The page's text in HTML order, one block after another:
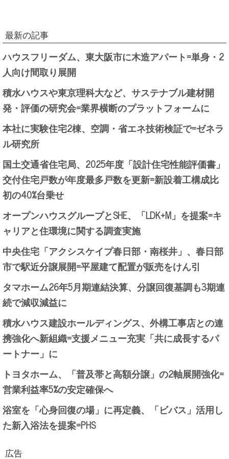
最新の記事
ハウスフリーダム、東大阪市に木造アパート=単身・2
人向け間取り展開
積水ハウスや東京理科大など、サステナブル建材開
発・評価の研究会=業界横断のプラットフォームに
本社に実験住宅2棟、空調・省エネ技術検証で=ゼネラ
ル研究所
国土交通省住宅局、2025年度「設計住宅性能評価書」
交付住宅戸数が年度最多戸数を更新=新設着工構成比
初の40%台乗せ
オープンハウスグループとSHE、「LDK+M」を提案=キ
ャリアと住環境に関する調査実施
中央住宅「アクシスケイプ春日部・南桜井」、春日部
市で駅近分譲展開=平屋建て配置が販売をけん引
タマホーム26年5月期連結決算、分譲回復基調も3期連
続で減収減益に
積水ハウス建設ホールディングス、外構工事店との連
携強化へ新組織=支援メニュー充実「共に成長するパ
ートナー」に
トヨタホーム、「普及帯と高額分譲」の2軸展開強化=
営業利益率5%の安定確保へ
浴室を「心身回復の場」に再定義、「ビバス」活用し
た新入浴法を提案=PHS
広告